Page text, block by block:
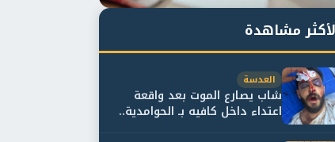
مشاهدة
العدسة
شاب يصارع الموت بعد واقعة
اعتداء داخل كافيه بـ الحوامدية..
وأسرته...